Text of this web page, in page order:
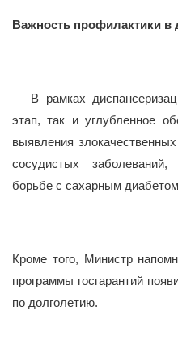
Важность профилактики в
— В рамках
этап, так и углубленное
выявления
сосудистых
борьбе с сахарным
Кроме того, Министр
программы госгарантий
по долголетию.